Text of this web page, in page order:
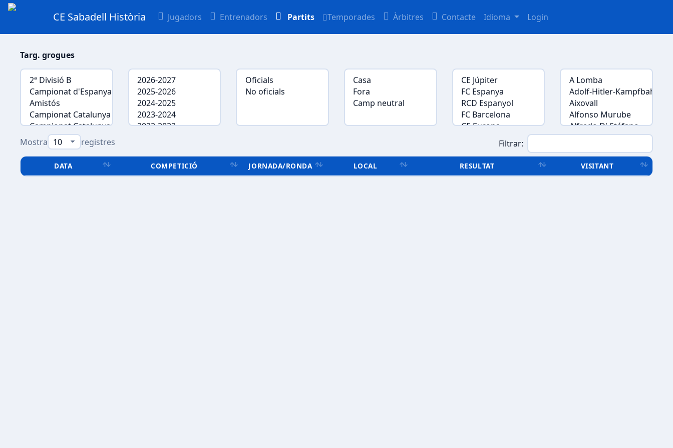
CE Sabadell Història Jugadors Entrenadors Partits Temporades Àrbitres Contacte Idioma Login
Targ. grogues
Mostra registres Filtrar:
DATA COMPETICIÓ JORNADA/RONDA LOCAL RESULTAT VISITANT